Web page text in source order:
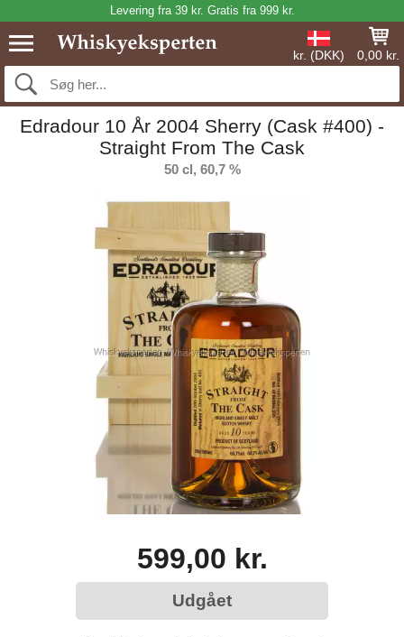
Levering fra 39 kr. Gratis fra 999 kr.
kr. (DKK) 0,00 kr.
Edradour 10 År 2004 Sherry (Cask #400) -
Straight From The Cask
50 cl, 60,7 %
599,00 kr.
Udgået